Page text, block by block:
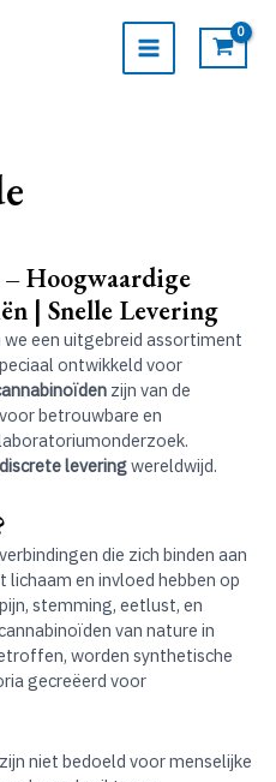
MAIN
Hoogwaardige
| Snelle Levering
we een uitgebreid assortiment
ontwikkeld voor
zijn van de
betrouwbare en
leveringwereldwijd.
die zich binden aan
en invloed hebben op
stemming, eetlust, en
van nature in
worden synthetische
gecreëerd voor
zijn niet bedoeld voor menselijke